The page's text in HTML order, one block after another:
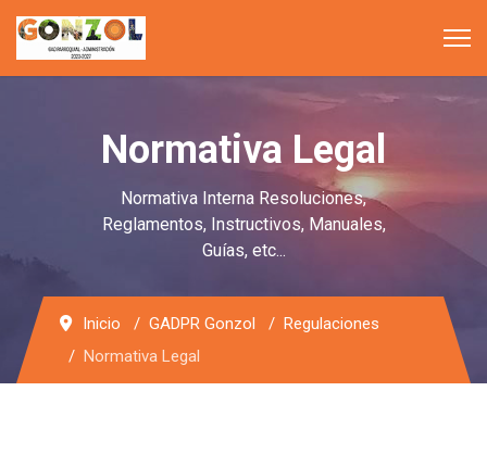
Normativa Legal
Normativa Interna Resoluciones,
Reglamentos, Instructivos, Manuales,
Guías, etc...
Inicio GADPR Gonzol
Regulaciones
Normativa Legal